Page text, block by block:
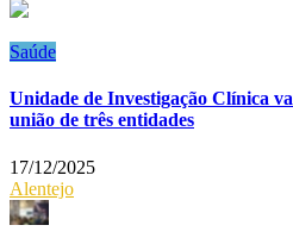
Saúde
Unidade de Investigação Clínica
união de três entidades
17/12/2025
Alentejo